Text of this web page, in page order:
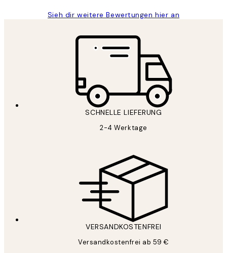
Sieh dir weitere Bewertungen hier an
SCHNELLE LIEFERUNG
2-4 Werktage
VERSANDKOSTENFREI
Versandkostenfrei ab 59 €